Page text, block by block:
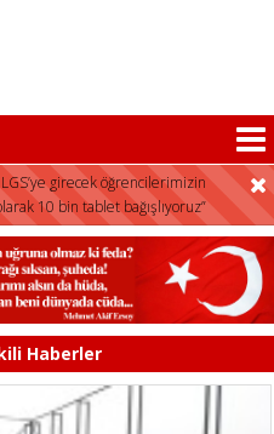
girecek öğrencilerimizin
10 bin tablet bağışlıyoruz”
Haberler